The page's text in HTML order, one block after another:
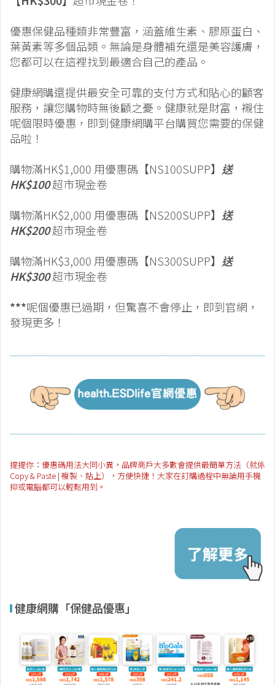
優惠保健品種類非常豐富，涵蓋維生素、膠原蛋白、
葉黃素等多個品類。無論是身體補充還是美容護膚，
您都可以在這裡找到最適合自己的產品。
健康網購還提供最安全可靠的支付方式和貼心的顧客
服務，讓您購物時無後顧之憂。健康就是財富，襯住
呢個限時優惠，即到健康網購平台購買您需要的保健
品啦！
購物滿HK$1,000 用優惠碼【NS100SUPP】 送
HK$100超市現金卷
購物滿HK$2,000 用優惠碼【NS200SUPP】 送
HK$200超市現金卷
購物滿HK$3,000 用優惠碼【NS300SUPP】 送
HK$300超市現金卷
***呢個優惠已過期，但驚喜不會停止，即到官網，
發現更多！
提提你：優惠碼用法大同小異，品牌商戶大多數會提供最簡單方法（就係
Copy & Paste | 複製、貼上），方便快捷！大家在訂購過程中無論用手機
抑或電腦都可以輕鬆用到。
健康網購「保健品優惠」